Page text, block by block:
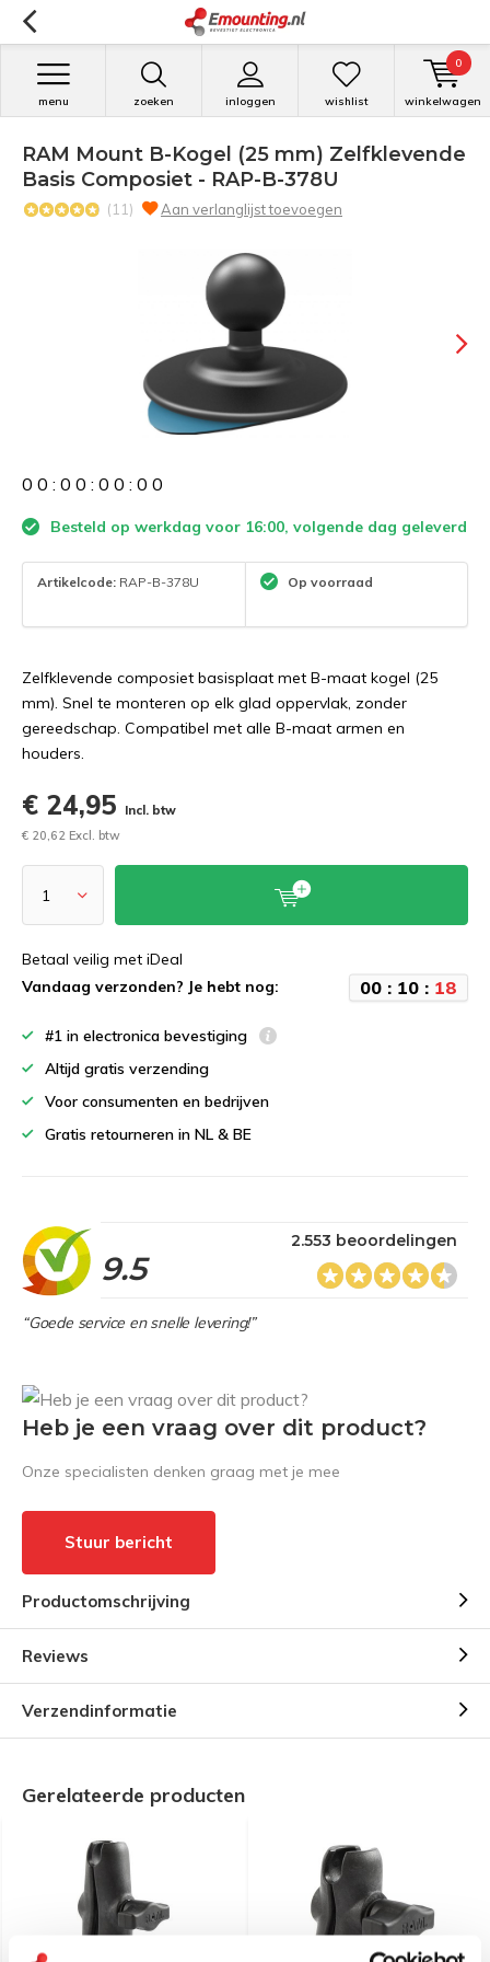
zoeken inloggen
menu wishlist winkelwagen
0
RAM Mount B-Kogel (25 mm) Zelfklevende
Basis Composiet - RAP-B-378U
(11) Aan verlanglijst toevoegen
0 0 : 0 0 : 0 0 : 0 0
Besteld op werkdag voor 16:00, volgende dag geleverd
Artikelcode: RAP-B-378U Op voorraad
Zelfklevende composiet basisplaat met B-maat kogel (25
mm). Snel te monteren op elk glad oppervlak, zonder
gereedschap. Compatibel met alle B-maat armen en
houders.
€ 24,95
Incl. btw
€ 20,62 Excl. btw
Betaal veilig met iDeal
Vandaag verzonden? Je hebt nog:
00 : 10 : 18
#1 in electronica bevestiging
Altijd gratis verzending
Voor consumenten en bedrijven
Gratis retourneren in NL & BE
9.5
2.553 beoordelingen
“Goede service en snelle levering!”
Heb je een vraag over dit product?
Onze specialisten denken graag met je mee
Stuur bericht
Productomschrijving
Reviews
Verzendinformatie
Gerelateerde producten